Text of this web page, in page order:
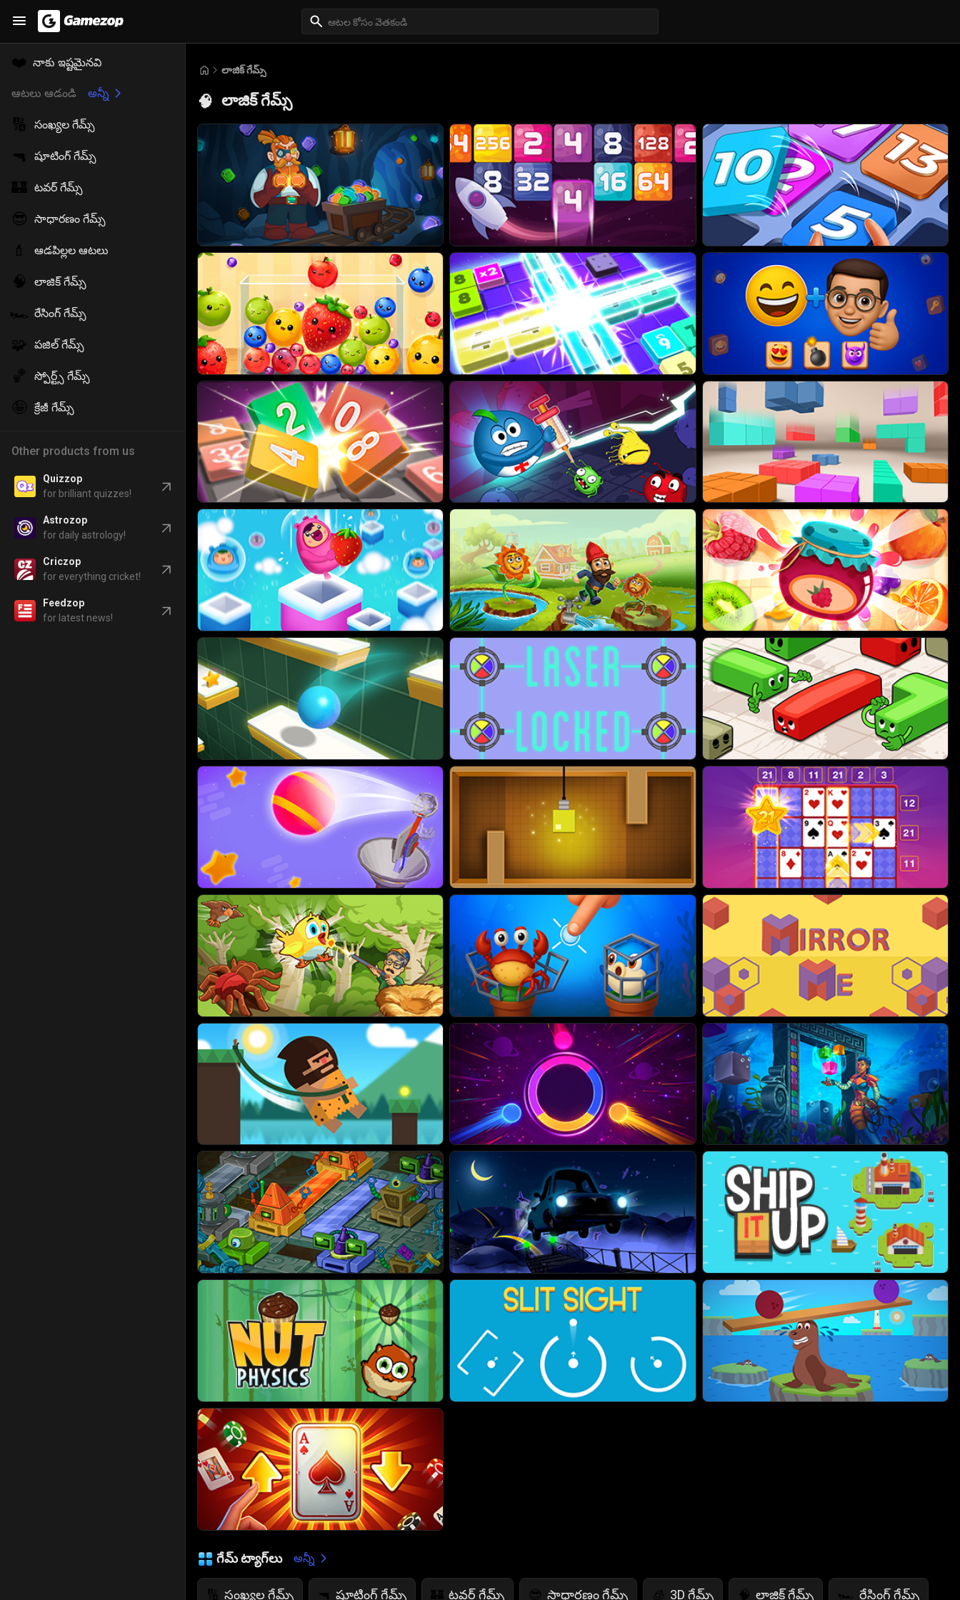
❤️ నాకు ఇష్టమైనవి
ఆటలు ఆడండి అన్నీ
🔢 సంఖ్యల గేమ్స్
🔫 షూటింగ్ గేమ్స్
🏰 టవర్ గేమ్స్
😎 సాధారణం గేమ్స్
💄 ఆడపిల్లల ఆటలు
🧠 లాజిక్ గేమ్స్
🏎️ రేసింగ్ గేమ్స్
🧩 పజిల్ గేమ్స్
🏀 స్పోర్ట్స్ గేమ్స్
🤪 క్రేజీ గేమ్స్
Other products from us
Quizzop
for brilliant quizzes!
Astrozop
for daily astrology!
Criczop
for everything cricket!
Feedzop
for latest news!
లాజిక్ గేమ్స్
🧠 లాజిక్ గేమ్స్
గేమ్ ట్యాగ్‌లు అన్నీ
🔢 సంఖ్యల గేమ్స్ 🔫 షూటింగ్ గేమ్స్ 🏰 టవర్ గేమ్స్ 😎 సాధారణం గేమ్స్ 🧊 3D గేమ్స్ 🧠 లాజిక్ గేమ్స్ 🏎️ రేసింగ్ గేమ్స్